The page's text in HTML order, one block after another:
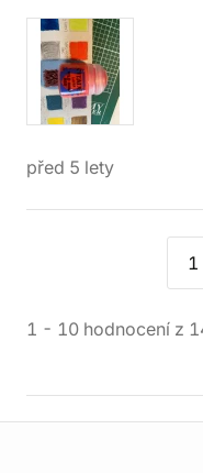
před 5 lety
1
1 - 10 hodnocení z